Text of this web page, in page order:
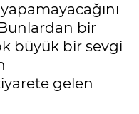
bir
büyük bir sevgi
gelen